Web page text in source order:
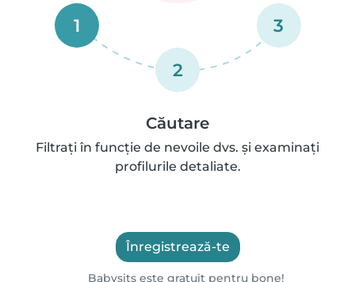
1
2
3
Căutare
Filtrați în funcție de nevoile dvs. și examinați
profilurile detaliate.
Înregistrează-te
Babysits este gratuit pentru bone!